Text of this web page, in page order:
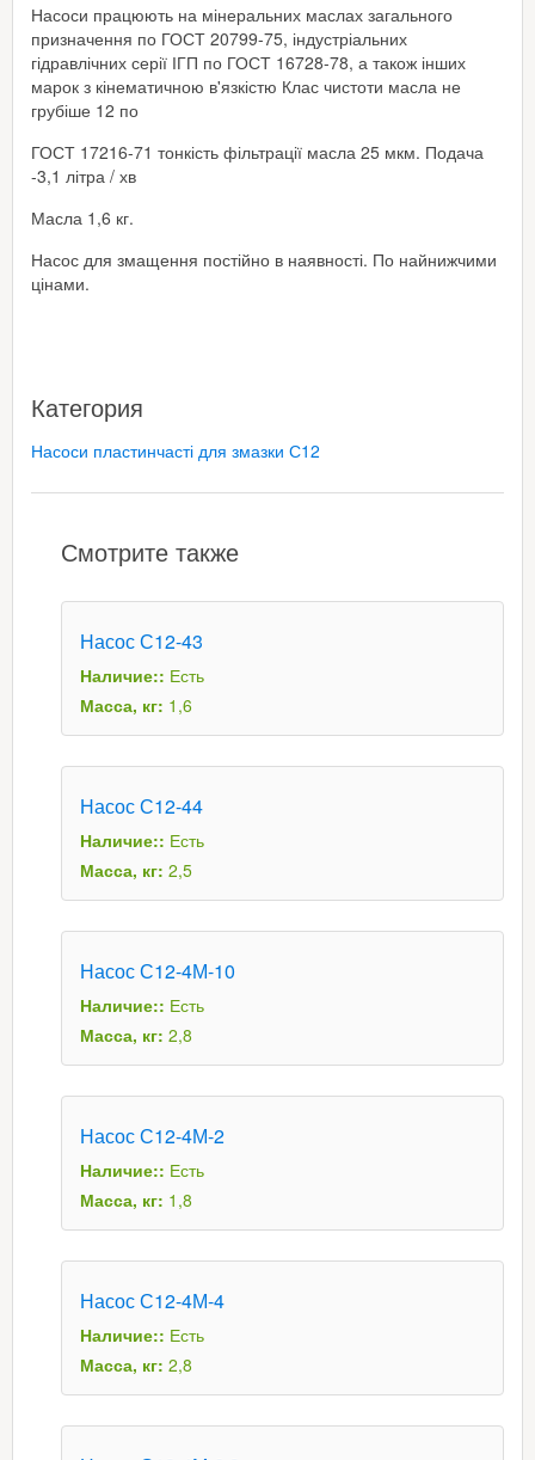
Насоси працюють на мінеральних маслах загального
призначення по ГОСТ 20799-75, індустріальних
гідравлічних серії ІГП по ГОСТ 16728-78, а також інших
марок з кінематичною в'язкістю Клас чистоти масла не
грубіше 12 по
ГОСТ 17216-71 тонкість фільтрації масла 25 мкм. Подача
-3,1 літра / хв
Масла 1,6 кг.
Насос для змащення постійно в наявності. По найнижчими
цінами.
Категория
Насоси пластинчасті для змазки С12
Смотрите также
Насос С12-43
Наличие:: Есть
Масса, кг: 1,6
Насос С12-44
Наличие:: Есть
Масса, кг: 2,5
Насос С12-4М-10
Наличие:: Есть
Масса, кг: 2,8
Насос С12-4М-2
Наличие:: Есть
Масса, кг: 1,8
Насос С12-4М-4
Наличие:: Есть
Масса, кг: 2,8